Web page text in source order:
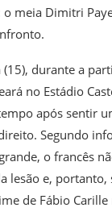
meia Dimitri
durante a
no Estádio
após sentir
Segundo
o francês
lesão e, portanto,
de Fábio Carille